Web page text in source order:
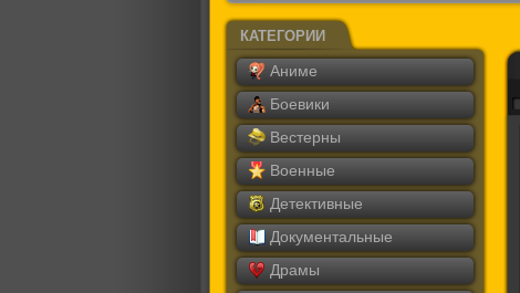
КАТЕГОРИИ
Аниме
Боевики
Вестерны
Военные
Детективные
Документальные
Драмы